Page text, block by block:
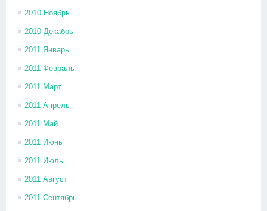
2010 Ноябрь
2010 Декабрь
2011 Январь
2011 Февраль
2011 Март
2011 Апрель
2011 Май
2011 Июнь
2011 Июль
2011 Август
2011 Сентябрь